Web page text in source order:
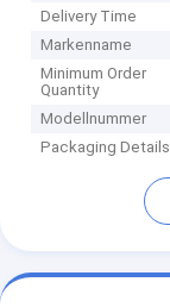
Delivery Time
Markenname
Minimum Order
Quantity
Modellnummer
Packaging Details